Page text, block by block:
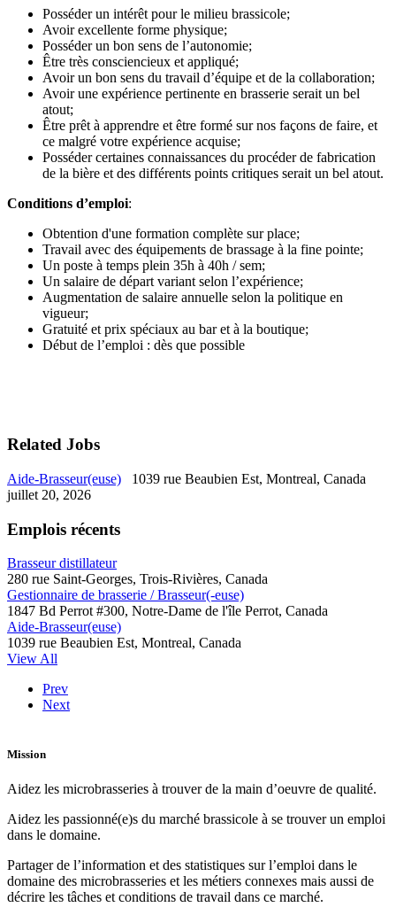
Posséder un intérêt pour le milieu brassicole;
Avoir excellente forme physique;
Posséder un bon sens de l’autonomie;
Être très consciencieux et appliqué;
Avoir un bon sens du travail d’équipe et de la collaboration;
Avoir une expérience pertinente en brasserie serait un bel
atout;
Être prêt à apprendre et être formé sur nos façons de faire, et
ce malgré votre expérience acquise;
Posséder certaines connaissances du procéder de fabrication
de la bière et des différents points critiques serait un bel atout.
Conditions d’emploi:
Obtention d'une formation complète sur place;
Travail avec des équipements de brassage à la fine pointe;
Un poste à temps plein 35h à 40h / sem;
Un salaire de départ variant selon l’expérience;
Augmentation de salaire annuelle selon la politique en
vigueur;
Gratuité et prix spéciaux au bar et à la boutique;
Début de l’emploi : dès que possible
Related Jobs
Aide-Brasseur(euse)
1039 rue Beaubien Est, Montreal, Canada
juillet 20, 2026
Emplois récents
Brasseur distillateur
280 rue Saint-Georges, Trois-Rivières, Canada
Gestionnaire de brasserie / Brasseur(-euse)
1847 Bd Perrot #300, Notre-Dame de l'île Perrot, Canada
Aide-Brasseur(euse)
1039 rue Beaubien Est, Montreal, Canada
View All
Prev
Next
Mission
Aidez les microbrasseries à trouver de la main d’oeuvre de qualité.
Aidez les passionné(e)s du marché brassicole à se trouver un emploi
dans le domaine.
Partager de l’information et des statistiques sur l’emploi dans le
domaine des microbrasseries et les métiers connexes mais aussi de
décrire les tâches et conditions de travail dans ce marché.